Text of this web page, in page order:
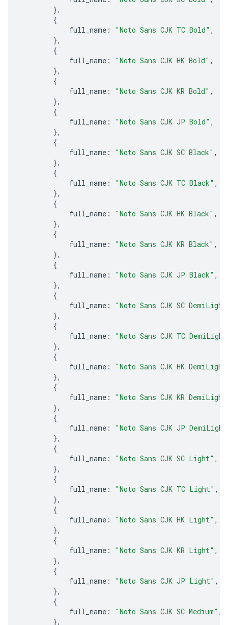
},
{
full_name : "Noto Sans CJK TC Bold" ,
},
{
full_name : "Noto Sans CJK HK Bold" ,
},
{
full_name : "Noto Sans CJK KR Bold" ,
},
{
full_name : "Noto Sans CJK JP Bold" ,
},
{
full_name : "Noto Sans CJK SC Black" ,
},
{
full_name : "Noto Sans CJK TC Black" ,
},
{
full_name : "Noto Sans CJK HK Black" ,
},
{
full_name : "Noto Sans CJK KR Black" ,
},
{
full_name : "Noto Sans CJK JP Black" ,
},
{
full_name :
"Noto Sans CJK SC
},
{
full_name :
"Noto Sans CJK TC
},
{
full_name :
"Noto Sans CJK HK
},
{
full_name :
"Noto Sans CJK KR
},
{
full_name :
"Noto Sans CJK JP
},
{
full_name : "Noto Sans CJK SC Light" ,
},
{
full_name : "Noto Sans CJK TC Light" ,
},
{
full_name : "Noto Sans CJK HK Light" ,
},
{
full_name : "Noto Sans CJK KR Light" ,
},
{
full_name : "Noto Sans CJK JP Light" ,
},
{
full_name : "Noto Sans CJK SC Medium" ,
},